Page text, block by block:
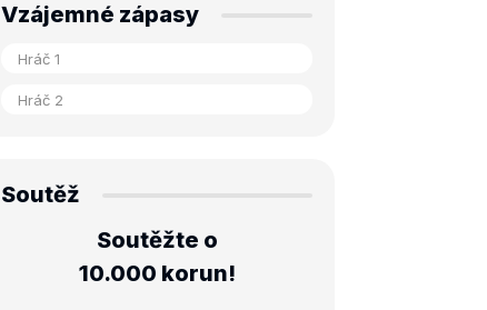
Vzájemné zápasy
Soutěž
Soutěžte o
10.000 korun!